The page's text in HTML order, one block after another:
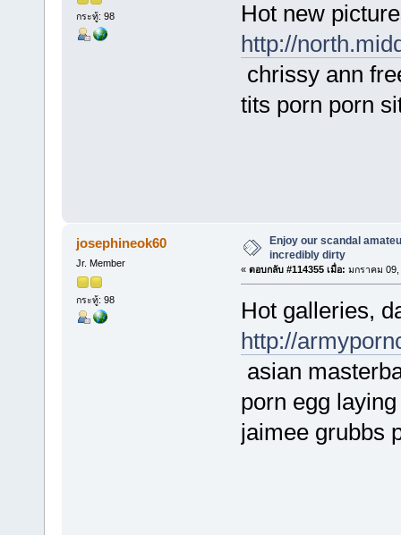
กระทู้: 98
Hot new
http://
chrissy ann
tits porn porn
josephineok60
Jr. Member
กระทู้: 98
Enjoy our scandal
incredibly dirty
« ตอบกลับ #114355 เมื่อ: มกราคม 09,
Hot galleries,
http://
asian
porn egg
jaimee grubbs